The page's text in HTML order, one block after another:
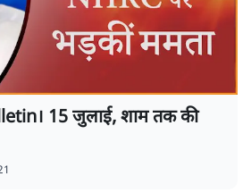
15 जुलाई, शाम तक की